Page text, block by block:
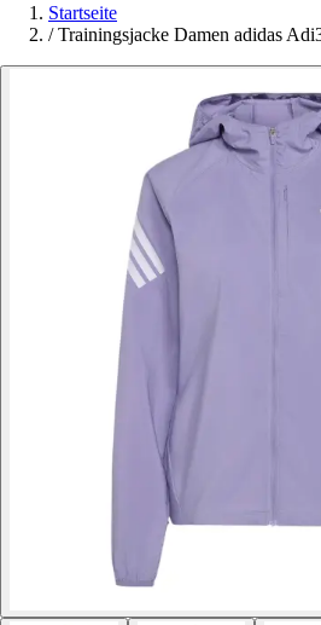
Startseite
/ Trainingsjacke Damen adidas